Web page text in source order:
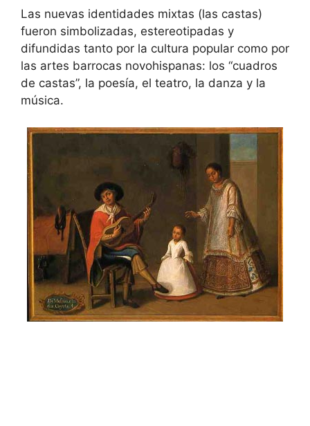
Las nuevas identidades mixtas (las castas)
fueron simbolizadas, estereotipadas y
difundidas tanto por la cultura popular como por
las artes barrocas novohispanas: los “cuadros
de castas”, la poesía, el teatro, la danza y la
música.